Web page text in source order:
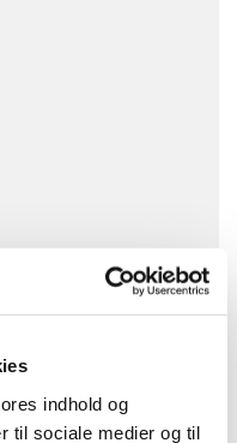
indhold og
til sociale medier og til